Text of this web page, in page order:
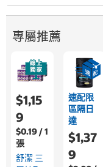
專屬推薦
$1,15
9
$0.19 / 1
張
舒潔 三
速配限
區隔日
達
$1,37
9